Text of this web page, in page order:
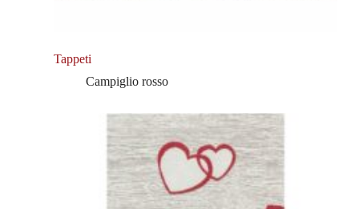
Tappeti
Campiglio rosso